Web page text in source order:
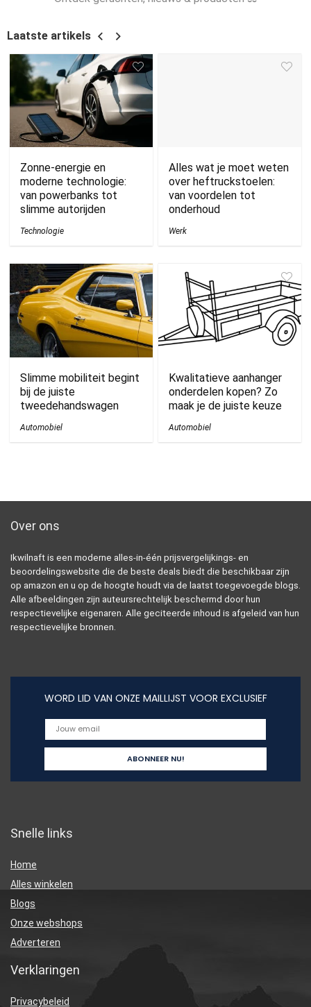
Laatste artikels
Zonne-energie en
moderne technologie:
van powerbanks tot
slimme autorijden
Technologie
Alles wat je moet weten
over heftruckstoelen:
van voordelen tot
onderhoud
Werk
Slimme mobiliteit begint
bij de juiste
tweedehandswagen
Automobiel
Kwalitatieve aanhanger
onderdelen kopen? Zo
maak je de juiste keuze
Automobiel
Over ons
Ikwilnaft is een moderne alles-in-één prijsvergelijkings- en
beoordelingswebsite die de beste deals biedt die beschikbaar zijn
op amazon en u op de hoogte houdt via de laatst toegevoegde blogs.
Alle afbeeldingen zijn auteursrechtelijk beschermd door hun
respectievelijke eigenaren. Alle geciteerde inhoud is afgeleid van hun
respectievelijke bronnen.
WORD LID VAN ONZE MAILLIJST VOOR EXCLUSIEF
Snelle links
Home
Alles winkelen
Blogs
Onze webshops
Adverteren
Verklaringen
Privacybeleid